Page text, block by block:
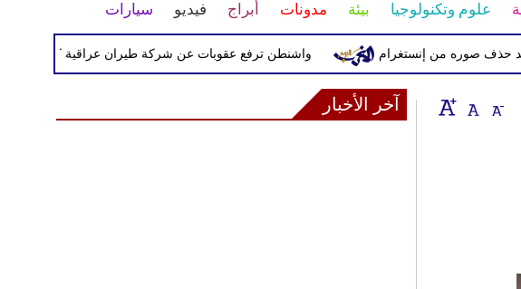
علوم وتكنولوجيا بيئة مدونات أبراج فيديو سيارات
واشنطن ترفع عقوبات عن شركة طيران عراقية كانت مدرجة بسبب من إنستغرام
آخر الأخبار